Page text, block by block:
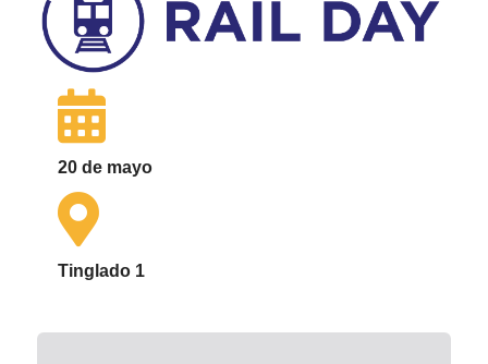
20 de mayo
Tinglado 1